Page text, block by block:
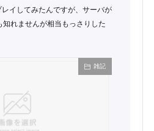
レイしてみたんですが、サーバが
れませんが相当もっさりした
雑記